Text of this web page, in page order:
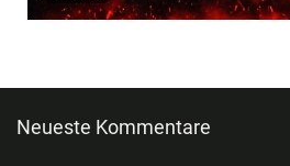
Neueste Kommentare